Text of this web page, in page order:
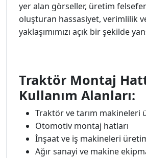
yer alan görseller, üretim
oluşturan hassasiyet, verimlilik
yaklaşımımızı açık bir şekilde
Traktör Montaj
Kullanım Alanları:
Traktör ve tarım makineleri
Otomotiv montaj hatları
İnşaat ve iş makineleri
Ağır sanayi ve makine